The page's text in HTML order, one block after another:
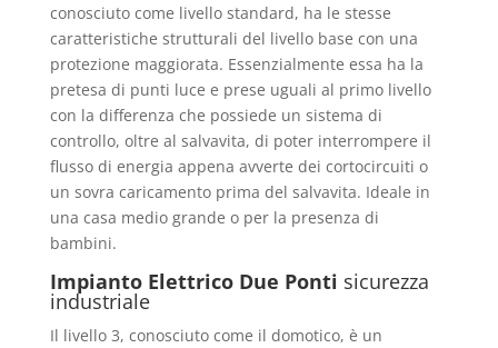
conosciuto come livello standard, ha le stesse
caratteristiche strutturali del livello base con una
protezione maggiorata. Essenzialmente essa ha la
pretesa di punti luce e prese uguali al primo livello
con la differenza che possiede un sistema di
controllo, oltre al salvavita, di poter interrompere il
flusso di energia appena avverte dei cortocircuiti o
un sovra caricamento prima del salvavita. Ideale in
una casa medio grande o per la presenza di
bambini.
Impianto Elettrico Due Ponti sicurezza
industriale
Il livello 3, conosciuto come il domotico, è un